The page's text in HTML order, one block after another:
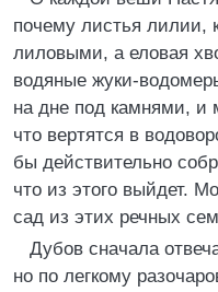
почему листья лилии,
лиловыми, а еловая
водяные жуки-
на дне под камнями, и
что вертятся в
бы действительно
что из этого выйдет.
сад из этих речных
Дубов сначала
но по легкому